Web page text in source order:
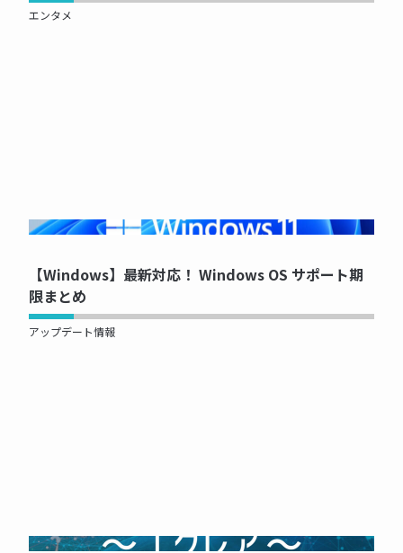
エンタメ
NOW PRINTING...
【Windows】最新対応！ Windows OS サポート期
限まとめ
アップデート情報
NOW PRINTING...